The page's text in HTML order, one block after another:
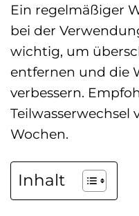
Ein regelmäßiger
bei der
wichtig, um
entfernen und die
verbessern.
Teilwasserwechsel
Wochen.
Inhalt